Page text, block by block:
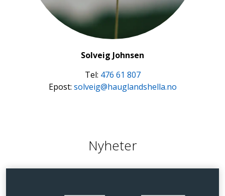
Solveig Johnsen
Tel: 476 61 807
Epost: solveig@hauglandshella.no
Nyheter